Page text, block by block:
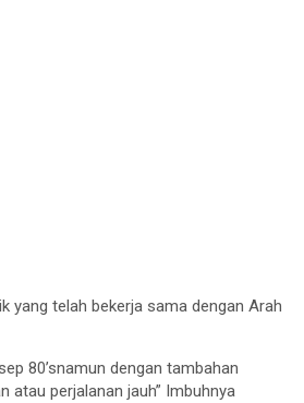
yang telah bekerja sama dengan Arah
80’snamun dengan tambahan
atau perjalanan jauh” Imbuhnya